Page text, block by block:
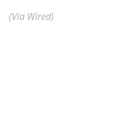
(Via Wired)